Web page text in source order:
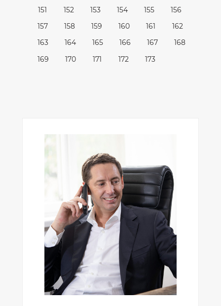
151
152 153 154 155
156
157
158 159 160 161
162
163
164 165 166 167
168
169
170 171 172 173